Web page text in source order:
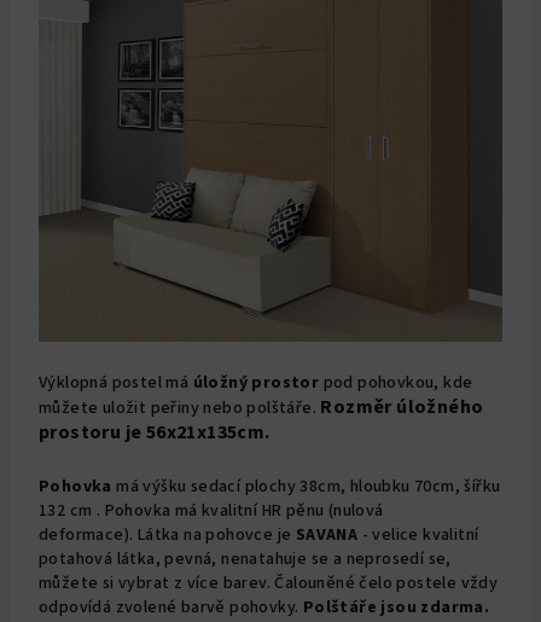
Výklopná postel má úložný prostor pod pohovkou, kde
můžete uložit peřiny nebo polštáře. Rozměr úložného
prostoru je 56x21x135cm.
Pohovka má výšku sedací plochy 38cm, hloubku 70cm, šířku
132 cm . Pohovka má kvalitní HR pěnu (nulová
deformace). Látka na pohovce je SAVANA - velice kvalitní
potahová látka, pevná, nenatahuje se a neprosedí se,
můžete si vybrat z více barev. Čalouněné čelo postele vždy
odpovídá zvolené barvě pohovky. Polštáře jsou zdarma.